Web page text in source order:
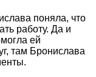
поняла, что
работу. Да и
ей
там Бронислава